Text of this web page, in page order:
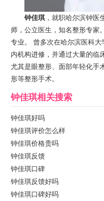
钟佳琪 ，就职哈尔滨钟医
师，公立医生，知名整形专家
专业。 曾多次在哈尔滨医科
内机构进修，并通过大量的临
尤其是眼整形、面部年轻化手
形等整形手术。
钟佳琪相关搜索
钟佳琪好吗
钟佳琪评价怎么样
钟佳琪价格贵吗
钟佳琪反馈
钟佳琪口碑
钟佳琪反馈好吗
钟佳琪口碑好吗